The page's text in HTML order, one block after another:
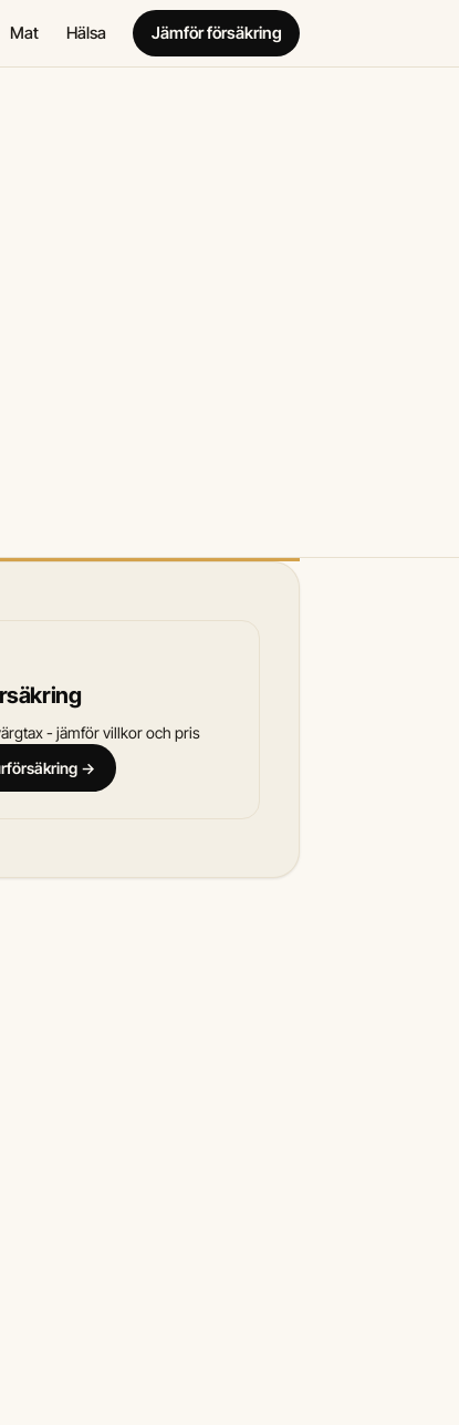
Mat Hälsa Jämför försäkring
- jämför villkor och pris
→